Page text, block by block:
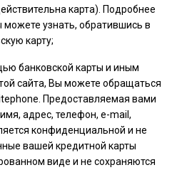
карта). Подробнее
можете узнать, обратившись в
карту;
банковской карты и иным
сайта, Вы можете обращаться
Предоставляемая вами
адрес, телефон, e-mail,
конфиденциальной и не
вашей кредитной карты
виде и не сохраняются